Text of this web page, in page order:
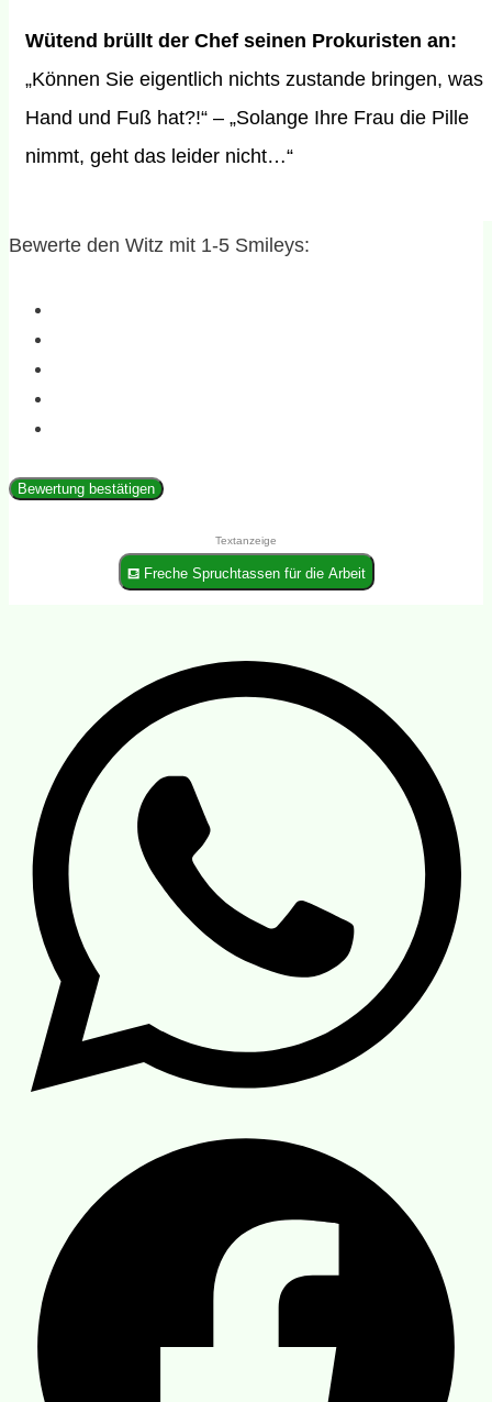
Wütend brüllt der Chef seinen Prokuristen an:
„Können Sie eigentlich nichts zustande bringen, was
Hand und Fuß hat?!“ – „Solange Ihre Frau die Pille
nimmt, geht das leider nicht…“
Bewerte den Witz mit 1-5 Smileys:
Bewertung bestätigen
Textanzeige
⛾ Freche Spruchtassen für die Arbeit